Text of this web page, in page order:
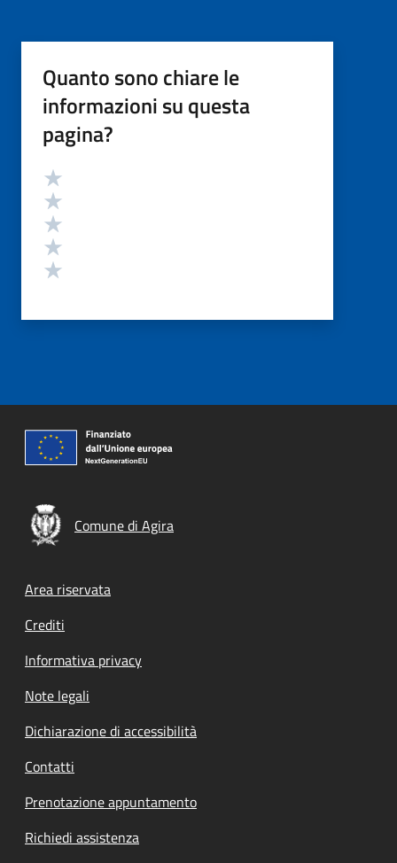
Quanto sono chiare le
informazioni su questa
pagina?
Valutazione
Comune di Agira
Footer menu
Area riservata
Crediti
Informativa privacy
Note legali
Dichiarazione di accessibilità
Contatti
Prenotazione appuntamento
Richiedi assistenza